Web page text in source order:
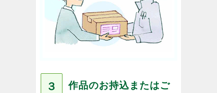
３
作品のお持込またはご